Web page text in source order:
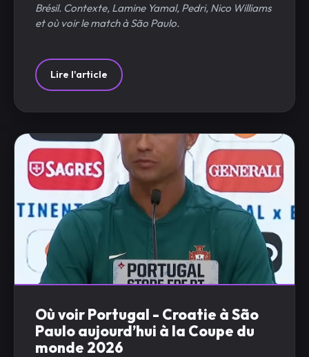
Brésil. Contexte, Lamine Yamal, Pedri, Nico Williams
et où voir le match à São Paulo.
Lire l'article
Où voir Portugal - Croatie à São
Paulo aujourd’hui à la Coupe du
monde 2026